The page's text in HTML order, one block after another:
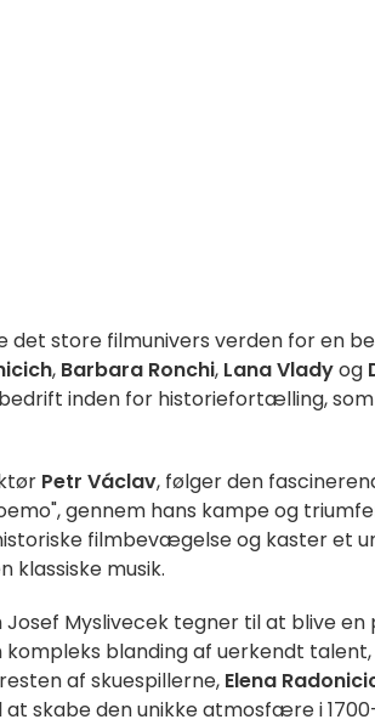
det store filmunivers verden for en
, Barbara Ronchi, Lana Vladyog
inden for historiefortælling,
Petr Václav, følger den
gennem hans kampe og
filmbevægelse og kaster et
musik.
Myslivecek tegner til at blive
blanding af uerkendt
af skuespillerne, Elena
at skabe den unikke atmosfære i